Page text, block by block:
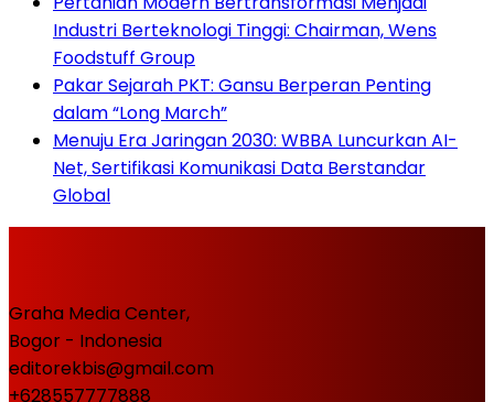
Industri Berteknologi Tinggi: Chairman, Wens
Foodstuff Group
Pakar Sejarah PKT: Gansu Berperan Penting
dalam “Long March”
Menuju Era Jaringan 2030: WBBA Luncurkan AI-
Net, Sertifikasi Komunikasi Data Berstandar
Global
Graha Media Center,
Bogor - Indonesia
editorekbis@gmail.com
+628557777888